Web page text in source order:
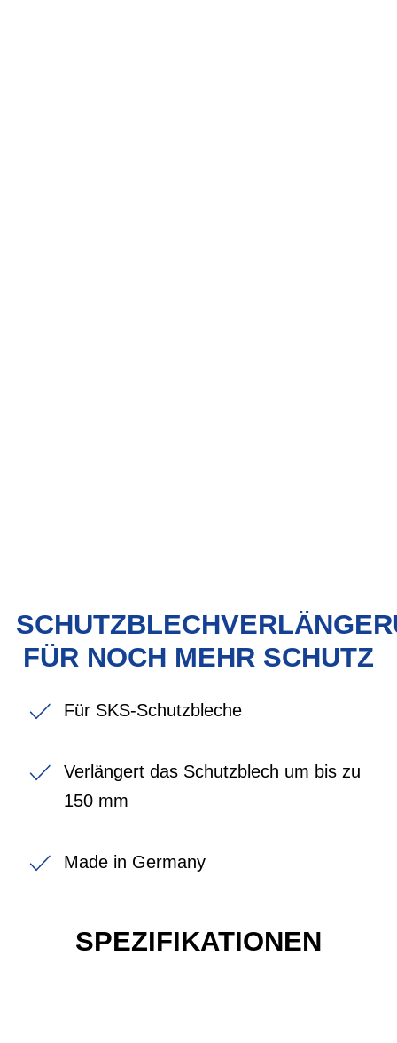
FÜR NOCH MEHR SCHUTZ
Für SKS-Schutzbleche
Verlängert das Schutzblech um bis zu
150 mm
Made in Germany
SPEZIFIKATIONEN